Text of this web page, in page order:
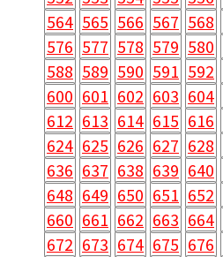
564 565 566 567 568
576 577 578 579 580
588 589 590 591 592
600 601 602 603 604
612 613 614 615 616
624 625 626 627 628
636 637 638 639 640
648 649 650 651 652
660 661 662 663 664
672 673 674 675 676